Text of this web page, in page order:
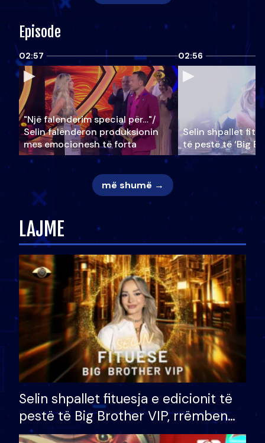
Episode
02:57
"Një falenderim special për…"/
Selin falënderon produksionin
mes emocionesh të forta
02:56
Selin shpallet
të pestë të ‘Big
më shumë →
LAJME
Selin shpallet fituesja e edicionit të
pestë të Big Brother VIP, rrëmben
çmimin e madh prej 100 mijë eurosh